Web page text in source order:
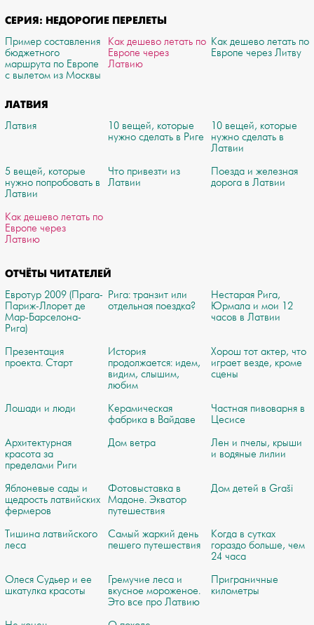
СЕРИЯ: НЕДОРОГИЕ ПЕРЕЛЕТЫ
Пример составления
бюджетного
маршрута по Европе
с вылетом из Москвы
Как дешево летать по
Европе через
Латвию
Как дешево летать по
Европе через Литву
ЛАТВИЯ
Латвия
10 вещей, которые
нужно сделать в Риге
10 вещей, которые
нужно сделать в
Латвии
5 вещей, которые
нужно попробовать в
Латвии
Что привезти из
Латвии
Поезда и железная
дорога в Латвии
Как дешево летать по
Европе через
Латвию
ОТЧЁТЫ ЧИТАТЕЛЕЙ
Евротур 2009 (Прага-
Париж-Ллорет де
Мар-Барселона-
Рига)
Рига: транзит или
отдельная поездка?
Нестарая Рига,
Юрмала и мои 12
часов в Латвии
Презентация
проекта. Старт
История
продолжается: идем,
видим, слышим,
любим
Хорош тот актер, что
играет везде, кроме
сцены
Лошади и люди
Керамическая
фабрика в Вайдаве
Частная пивоварня в
Цесисе
Архитектурная
красота за
пределами Риги
Дом ветра
Лен и пчелы, крыши
и водяные лилии
Яблоневые сады и
щедрость латвийских
фермеров
Фотовыставка в
Мадоне. Экватор
путешествия
Дом детей в Graši
Тишина латвийского
леса
Самый жаркий день
пешего путешествия
Когда в сутках
гораздо больше, чем
24 часа
Олеся Судьер и ее
шкатулка красоты
Гремучие леса и
вкусное мороженое.
Это все про Латвию
Приграничные
километры